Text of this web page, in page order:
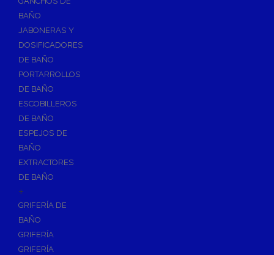
Accesorios y Grupos Contra Incendios
Calderas y estufas de biomasa
Sistemas de Energía Solar Térmica
Estructuras de soporte
Sistemas de Aerotermia
Sistemas de Energía Solar Fotovoltaica
Paneles
Inversores
Baterías
Estructuras
Fontanería
Aislamientos para Tuberías
BAÑO
JABONERAS Y
DOSIFICADORES
DE BAÑO
PORTARROLLOS
DE BAÑO
ESCOBILLEROS
DE BAÑO
ESPEJOS DE
BAÑO
EXTRACTORES
DE BAÑO
+
GRIFERÍA DE
BAÑO
GRIFERÍA
GRIFERÍA